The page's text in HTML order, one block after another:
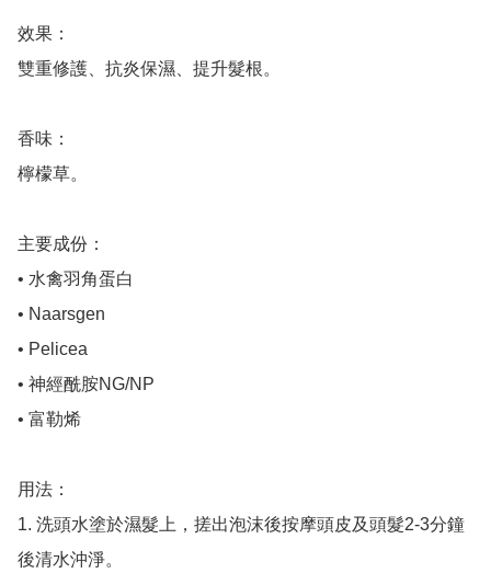
效果：
雙重修護、抗炎保濕、提升髮根。
香味：
檸檬草。
主要成份：
• 水禽羽角蛋白
• Naarsgen
• Pelicea
• 神經酰胺NG/NP
• 富勒烯
用法：
1. 洗頭水塗於濕髮上，搓出泡沫後按摩頭皮及頭髮2-3分鐘
後清水沖淨。